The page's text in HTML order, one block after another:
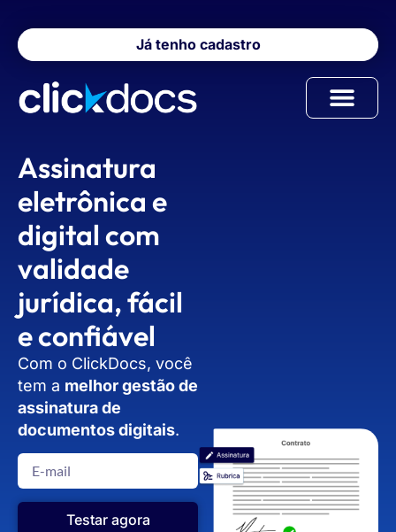
Já tenho cadastro
Assinatura
eletrônica e
digital com
validade
jurídica, fácil
e confiável
Com o ClickDocs, você
tem a melhor gestão de
assinatura de
documentos digitais.
Testar agora